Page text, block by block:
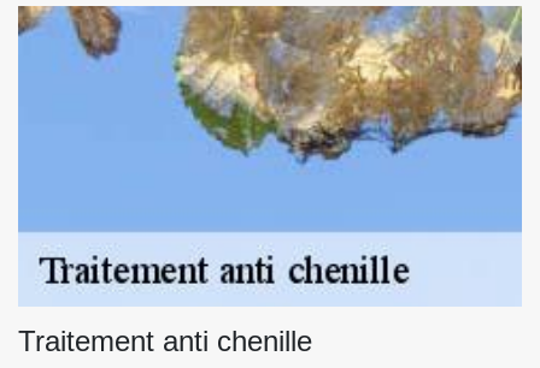
Traitement anti chenille